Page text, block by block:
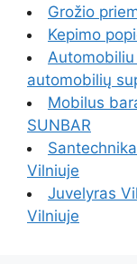
Grožio
Kepimo
automobilių
Mobilus
SUNBAR
Vilniuje
Juvelyras
Vilniuje